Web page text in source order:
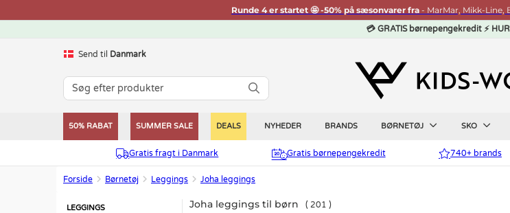
Runde 4 er startet 🤩 -50% på sæsonvarer fra - MarMar, Mikk-
💳 GRATIS børnepengekredit ⚡
Send til Danmark
50% RABAT SUMMER SALE DEALS NYHEDER BRANDS BØRNETØJ SKO
Gratis fragt i Danmark Gratis børnepengekredit 740+ brands
Forside Børnetøj Leggings Joha leggings
LEGGINGS
Joha leggings til børn 201